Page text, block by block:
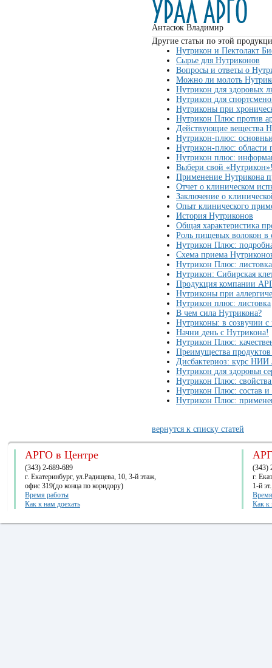
Антасюк Владимир
Другие статьи по этой
Нутрикон и Пектолакт
Сырье для Нутриконов
Вопросы и ответы о
Можно ли молоть
Нутрикон для здоровых
Нутрикон для
Нутриконы при
Нутрикон Плюс против
Действующие вещества
Нутрикон-плюс:
Нутрикон-плюс: области
Нутрикон плюс:
Выбери свой
Применение Нутрикона
Отчет о клиническом
Заключение о
Опыт клинического
История Нутриконов
Общая характеристика
Роль пищевых волокон в
Нутрикон Плюс:
Схема приема
Нутрикон Плюс: листовка
Нутрикон: Сибирская
Продукция компании
Нутриконы при
Нутрикон плюс: листовка
В чем сила Нутрикона?
Нутриконы: в созвучии с
Начни день с Нутрикона!
Нутрикон Плюс:
Преимущества
Дисбактериоз: курс
Нутрикон для здоровья
Нутрикон Плюс:
Нутрикон Плюс: состав и
Нутрикон Плюс:
вернутся к списку статей
АРГО в Центре
(343) 2-689-689
г. Екатеринбург, ул.Радищева, 10, 3-й этаж,
офис 319(до конца по коридору)
Время работы
Как к нам доехать
(343)
г.
1-й
Как к